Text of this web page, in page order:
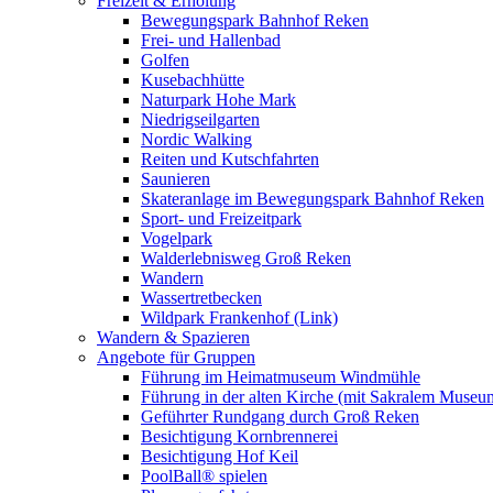
Bewegungspark Bahnhof Reken
Frei- und Hallenbad
Golfen
Kusebachhütte
Naturpark Hohe Mark
Niedrigseilgarten
Nordic Walking
Reiten und Kutschfahrten
Saunieren
Skateranlage im Bewegungspark Bahnhof Reken
Sport- und Freizeitpark
Vogelpark
Walderlebnisweg Groß Reken
Wandern
Wassertretbecken
Wildpark Frankenhof (Link)
Wandern & Spazieren
Angebote für Gruppen
Führung im Heimatmuseum Windmühle
Führung in der alten Kirche (mit Sakralem
Geführter Rundgang durch Groß Reken
Besichtigung Kornbrennerei
Besichtigung Hof Keil
PoolBall® spielen